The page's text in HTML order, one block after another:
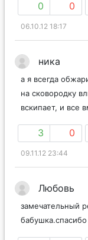
0 0
06.10.12 18:17
ника
а я всегда
на сковородку
вскипает, и все
3 0
09.11.12 23:44
Любовь
замечательный
бабушка.спасибо